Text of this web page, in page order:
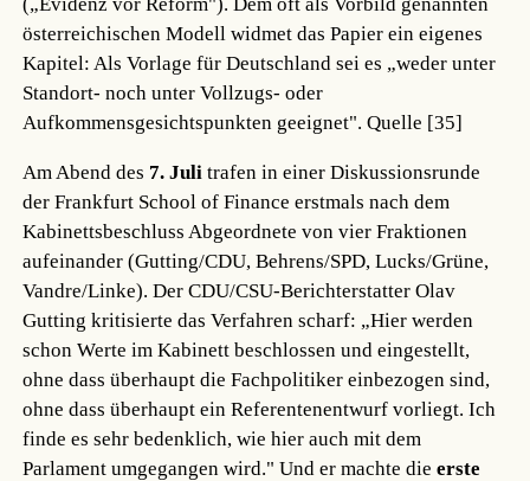
österreichischen Modell widmet das Papier ein eigenes
Kapitel: Als Vorlage für Deutschland sei es „weder unter
Standort- noch unter Vollzugs- oder
Aufkommensgesichtspunkten geeignet".Quelle [35]
Am Abend des 7. Juli trafen in einer Diskussionsrunde
der Frankfurt School of Finance erstmals nach dem
Kabinettsbeschluss Abgeordnete von vier Fraktionen
aufeinander (Gutting/CDU, Behrens/SPD, Lucks/Grüne,
Vandre/Linke). Der CDU/CSU-Berichterstatter Olav
Gutting kritisierte das Verfahren scharf: „Hier werden
schon Werte im Kabinett beschlossen und eingestellt,
ohne dass überhaupt die Fachpolitiker einbezogen sind,
ohne dass überhaupt ein Referentenentwurf vorliegt. Ich
finde es sehr bedenklich, wie hier auch mit dem
Parlament umgegangen wird." Und er machte dieerste